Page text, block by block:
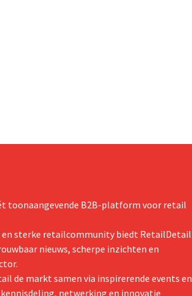
toonaangevende B2B-platform voor retail
sterke retailcommunity biedt RetailDetail
nieuws, scherpe inzichten en
de markt samen via inspirerende events en
netwerking en innovatie